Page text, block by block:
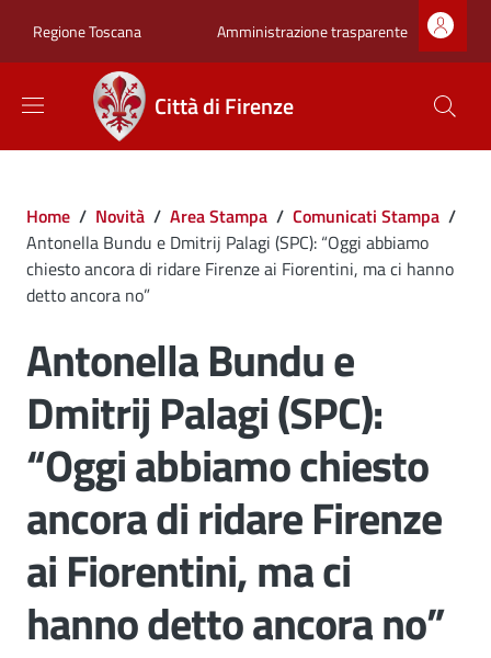
Regione Toscana Zona superiore
Amministrazione trasparente
Città di Firenze
Briciole di pane
Home / Novità / Area Stampa / Comunicati Stampa /
Antonella Bundu e Dmitrij Palagi (SPC): “Oggi abbiamo
chiesto ancora di ridare Firenze ai Fiorentini, ma ci hanno
detto ancora no”
Antonella Bundu e
Dmitrij Palagi (SPC):
“Oggi abbiamo chiesto
ancora di ridare Firenze
ai Fiorentini, ma ci
hanno detto ancora no”